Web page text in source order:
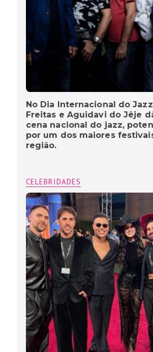
No Dia Internacional do
Freitas e Aguidavi do Jêje
cena nacional do jazz,
por um dos maiores
região.
CELEBRIDADES